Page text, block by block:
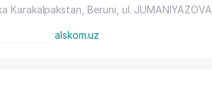
Karakalpakstan, Beruni ul. JUMANIYAZOVA
alskom.uz